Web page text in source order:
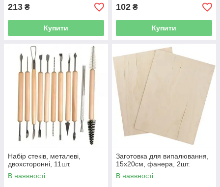
213 ₴
Купити
102 ₴
Купити
Набір стеків, металеві,
двохсторонні, 11шт.
В наявності
Заготовка для випалювання,
15x20см, фанера, 2шт.
В наявності